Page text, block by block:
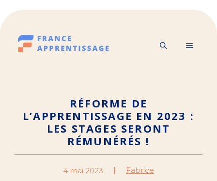
Aller
au
contenu
MENU
RÉFORME DE
L’APPRENTISSAGE EN 2023 :
LES STAGES SERONT
RÉMUNÉRÉS !
4 mai 2023 Fabrice